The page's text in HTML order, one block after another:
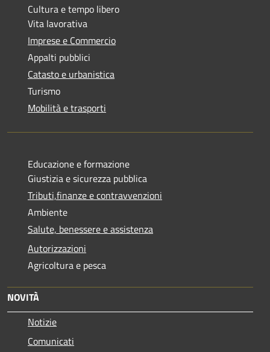
Cultura e tempo libero
Vita lavorativa
Imprese e Commercio
Appalti pubblici
Catasto e urbanistica
Turismo
Mobilità e trasporti
Educazione e formazione
Giustizia e sicurezza pubblica
Tributi,finanze e contravvenzioni
Ambiente
Salute, benessere e assistenza
Autorizzazioni
Agricoltura e pesca
NOVITÀ
Notizie
Comunicati